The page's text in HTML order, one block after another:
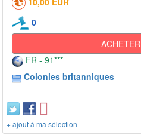
0
ACHETER
FR - 91***
Colonies britanniques
+ ajout à ma sélection